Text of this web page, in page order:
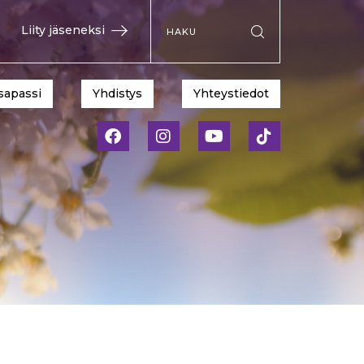
Liity jäseneksi
Hae sivustolta
Yhdistys Yhteystiedot